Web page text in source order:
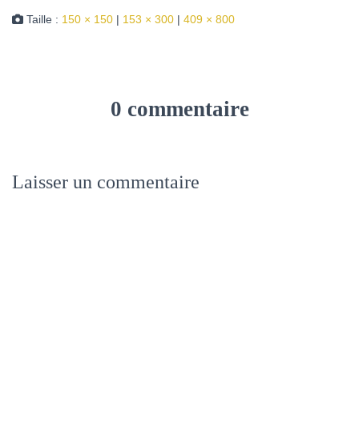
Taille : 150 × 150 | 153 × 300 | 409 × 800
0 commentaire
Laisser un commentaire